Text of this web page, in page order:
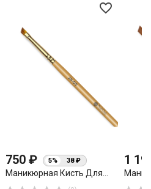
favorite_border
750 ₽ 5% 38 ₽
Маникюрная Кисть Для...
1